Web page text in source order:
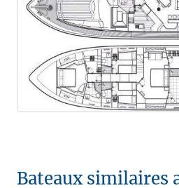
Bateaux similaires